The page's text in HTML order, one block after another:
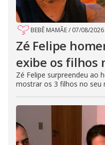
BEBÊ MAMÃE/ 07/08/2026
Zé Felipe
exibe os filhos
Zé Felipe surpreendeu ao
mostrar os 3 filhos no seu